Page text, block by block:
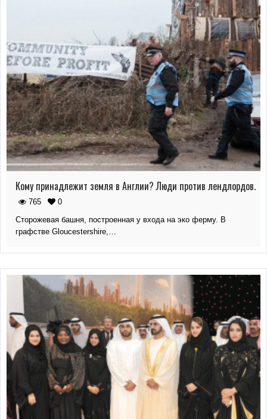
Кому принадлежит земля в Англии? Люди против лендлордов.
765
0
Сторожевая башня, построенная у входа на эко ферму. В
графстве Gloucestershire,…